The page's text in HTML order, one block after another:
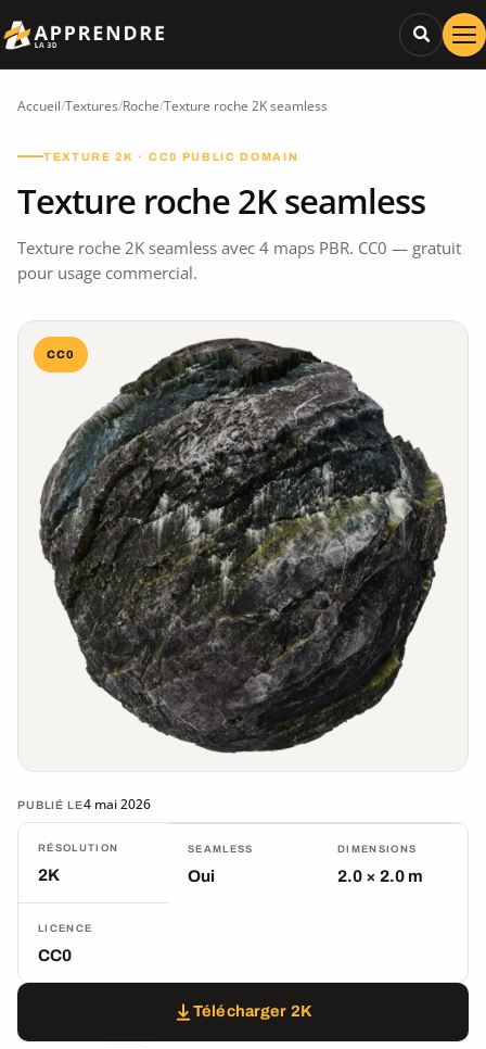
Accueil/Textures/Roche/Texture roche 2K seamless
TEXTURE 2K · CC0 PUBLIC DOMAIN
Texture roche 2K seamless
Texture roche 2K seamless avec 4 maps PBR. CC0 — gratuit
pour usage commercial.
CC0
PUBLIÉ LE4 mai 2026
RÉSOLUTION
2K
SEAMLESS
Oui
DIMENSIONS
2.0 × 2.0 m
LICENCE
CC0
Télécharger 2K